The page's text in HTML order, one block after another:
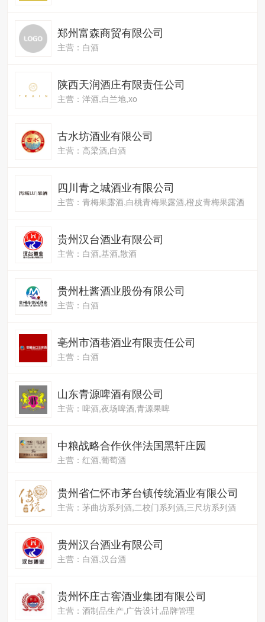
郑州富森商贸有限公司
主营：白酒
陕西天润酒庄有限责任公司
主营：洋酒,白兰地,xo
古水坊酒业有限公司
主营：高梁酒,白酒
四川青之城酒业有限公司
主营：青梅果露酒,白桃青梅果露酒,橙皮青梅果露酒
贵州汉台酒业有限公司
主营：白酒,基酒,散酒
贵州杜酱酒业股份有限公司
主营：白酒
亳州市酒巷酒业有限责任公司
主营：白酒
山东青源啤酒有限公司
主营：啤酒,夜场啤酒,青源果啤
中粮战略合作伙伴法国黑轩庄园
主营：红酒,葡萄酒
贵州省仁怀市茅台镇传统酒业有限公司
主营：茅曲坊系列酒,二校门系列酒,三尺坊系列酒
贵州汉台酒业有限公司
主营：白酒,汉台酒
贵州怀庄古窖酒业集团有限公司
主营：酒制品生产,广告设计,品牌管理